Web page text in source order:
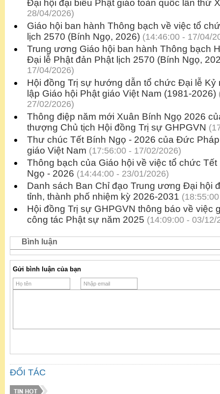
Đại hội đại biểu Phật giáo toàn quốc lần thứ X
28/04/2026)
Giáo hội ban hành Thông bạch về việc tổ
lịch 2570 (Bính Ngọ, 2026) (14:46:00 - 17/04/
Trung ương Giáo hội ban hành Thông bạch
Đại lễ Phật đản Phật lịch 2570 (Bính Ngọ,
17/04/2026)
Hội đồng Trị sự hướng dẫn tổ chức Đại lễ Kỷ
lập Giáo hội Phật giáo Việt Nam (1981-2026)
27/02/2026)
Thông điệp năm mới Xuân Bính Ngọ 2026
thượng Chủ tịch Hội đồng Trị sự GHPGVN
Thư chúc Tết Bính Ngọ - 2026 của Đức
giáo Việt Nam (17:56:00 - 17/02/2026)
Thông bạch của Giáo hội về việc tổ chức
Ngọ - 2026 (14:44:00 - 23/01/2026)
Danh sách Ban Chỉ đạo Trung ương Đại hội
tỉnh, thành phố nhiệm kỳ 2026-2031
Hội đồng Trị sự GHPGVN thông báo về việc
công tác Phật sự năm 2025 (14:09:00 - 03/12/
Bình luận
Gửi bình luận của bạn
ĐỐI TÁC